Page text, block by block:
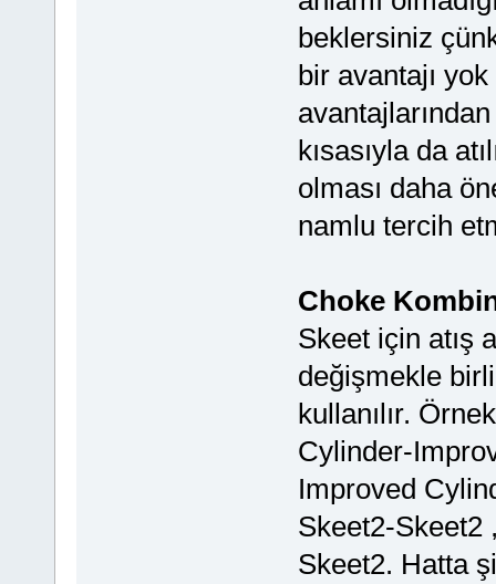
beklersiniz
bir avantajı
kısasıyla da
olması daha
namlu tercih
Choke
Skeet için atış
değişmekle
kullanılır.
Cylinder-
Improved
Skeet2-Skeet2
Skeet2. Hatta